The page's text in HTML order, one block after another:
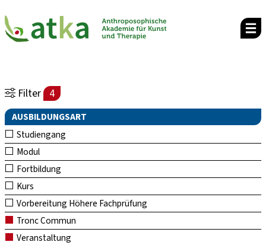
Filter 4
AUSBILDUNGSART
Studiengang
Modul
Fortbildung
Kurs
Vorbereitung Höhere Fachprüfung
Tronc Commun
Veranstaltung